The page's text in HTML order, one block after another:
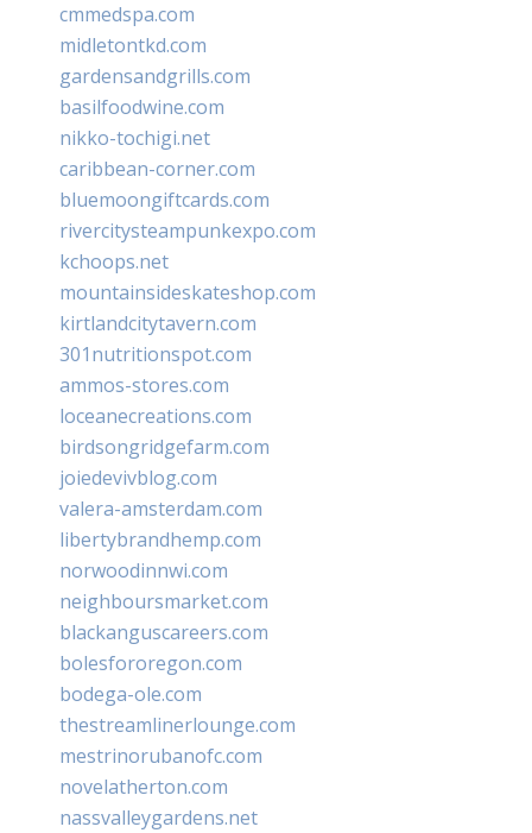
cmmedspa.com
midletontkd.com
gardensandgrills.com
basilfoodwine.com
nikko-tochigi.net
caribbean-corner.com
bluemoongiftcards.com
rivercitysteampunkexpo.com
kchoops.net
mountainsideskateshop.com
kirtlandcitytavern.com
301nutritionspot.com
ammos-stores.com
loceanecreations.com
birdsongridgefarm.com
joiedevivblog.com
valera-amsterdam.com
libertybrandhemp.com
norwoodinnwi.com
neighboursmarket.com
blackanguscareers.com
bolesfororegon.com
bodega-ole.com
thestreamlinerlounge.com
mestrinorubanofc.com
novelatherton.com
nassvalleygardens.net